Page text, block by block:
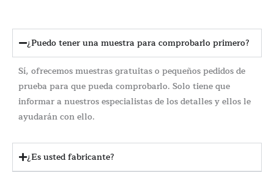
¿Puedo tener una muestra para comprobarlo primero?
Sí, ofrecemos muestras gratuitas o pequeños pedidos de
prueba para que pueda comprobarlo. Solo tiene que
informar a nuestros especialistas de los detalles y ellos le
ayudarán con ello.
¿Es usted fabricante?